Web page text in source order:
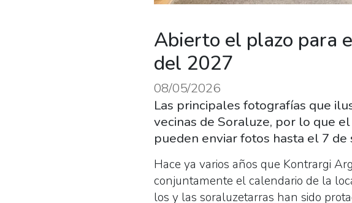
Abierto el plazo para
del 2027
08/05/2026
Las principales fotografías que
vecinas de Soraluze, por lo que
pueden enviar fotos hasta el 7 de
Hace ya varios años que Kontrargi
conjuntamente el calendario de la
los y las soraluzetarras han sido